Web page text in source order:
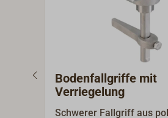
Bodenfallgriffe mit
Verriegelung
Schwerer Fallgriff aus